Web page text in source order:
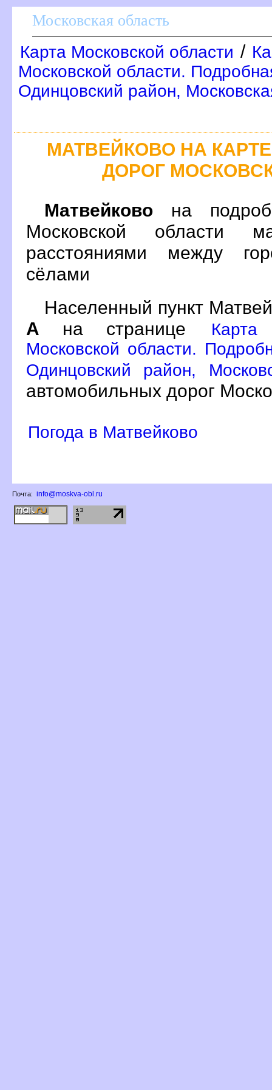
Московская область
Карта Московской области /
Московской области.
Одинцовский район,
МАТВЕЙКОВО НА
ДОРОГ
Матвейково на
Московской области
расстояниями между
сёлами
Населенный пункт
А на странице
Карта
Московской области.
Одинцовский район,
автомобильных дорог
Погода в Матвейково
Почта: info@moskva-obl.ru